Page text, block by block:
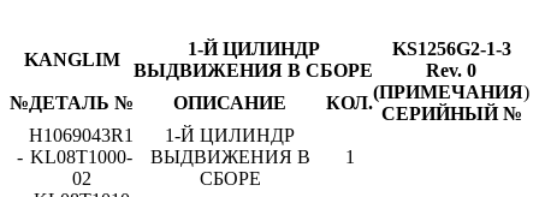
KANGLIM
1-Й ЦИЛИНДР
ВЫДВИЖЕНИЯ В СБОРЕ
KS1256G2-1-3
Rev. 0
№ДЕТАЛЬ № ОПИСАНИЕ КОЛ.
(ПРИМЕЧАНИЯ)
СЕРИЙНЫЙ №
-
H1069043R1
KL08T1000-
02
1-Й ЦИЛИНДР
ВЫДВИЖЕНИЯ В
СБОРЕ
1